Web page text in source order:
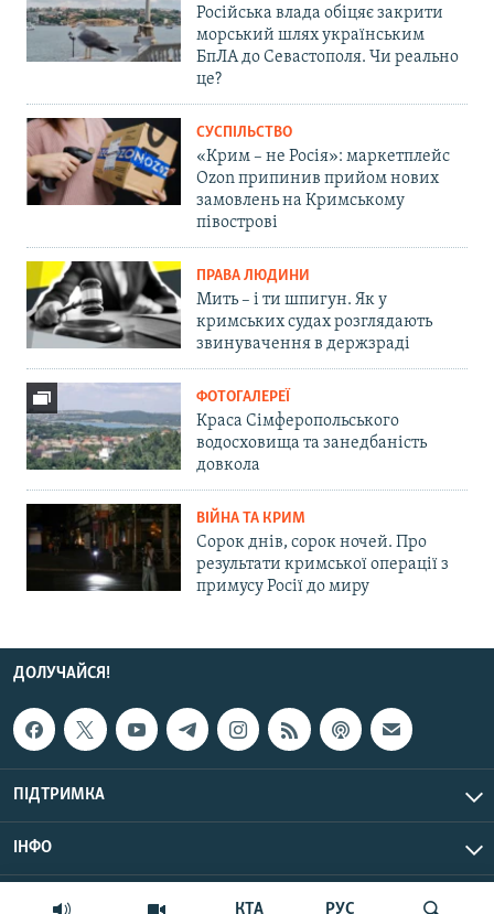
КТА РУС
Російська влада обіцяє закрити
морський шлях українським
БпЛА до Севастополя. Чи реально
це?
СУСПІЛЬСТВО
«Крим – не Росія»: маркетплейс
Ozon припинив прийом нових
замовлень на Кримському
півострові
ПРАВА ЛЮДИНИ
Мить – і ти шпигун. Як у
кримських судах розглядають
звинувачення в держзраді
ФОТОГАЛЕРЕЇ
Краса Сімферопольського
водосховища та занедбаність
довкола
ВІЙНА ТА КРИМ
Сорок днів, сорок ночей. Про
результати кримської операції з
примусу Росії до миру
ДОЛУЧАЙСЯ!
ПІДТРИМКА
ІНФО
© Крим.Реалії, 2026 | Усі права застережено.